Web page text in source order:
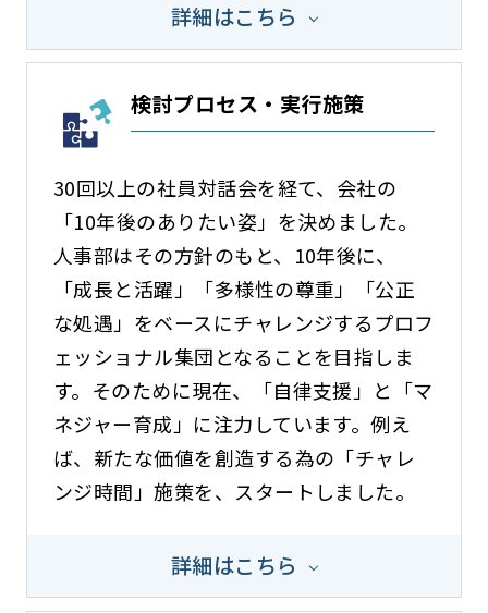
詳細はこちら
検討プロセス・実行施策
30回以上の社員対話会を経て、会社の
「10年後のありたい姿」を決めました。
人事部はその方針のもと、10年後に、
「成長と活躍」「多様性の尊重」「公正
な処遇」をベースにチャレンジするプロフ
ェッショナル集団となることを目指しま
す。そのために現在、「自律支援」と「マ
ネジャー育成」に注力しています。例え
ば、新たな価値を創造する為の「チャレ
ンジ時間」施策を、スタートしました。
詳細はこちら